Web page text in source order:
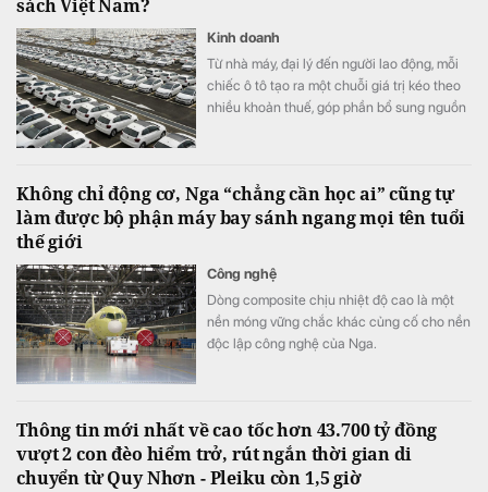
sách Việt Nam?
Kinh doanh
Từ nhà máy, đại lý đến người lao động, mỗi
chiếc ô tô tạo ra một chuỗi giá trị kéo theo
nhiều khoản thuế, góp phần bổ sung nguồn
Không chỉ động cơ, Nga “chẳng cần học ai” cũng tự
làm được bộ phận máy bay sánh ngang mọi tên tuổi
thế giới
Công nghệ
Dòng composite chịu nhiệt độ cao là một
nền móng vững chắc khác củng cố cho nền
độc lập công nghệ của Nga.
Thông tin mới nhất về cao tốc hơn 43.700 tỷ đồng
vượt 2 con đèo hiểm trở, rút ngắn thời gian di
chuyển từ Quy Nhơn - Pleiku còn 1,5 giờ